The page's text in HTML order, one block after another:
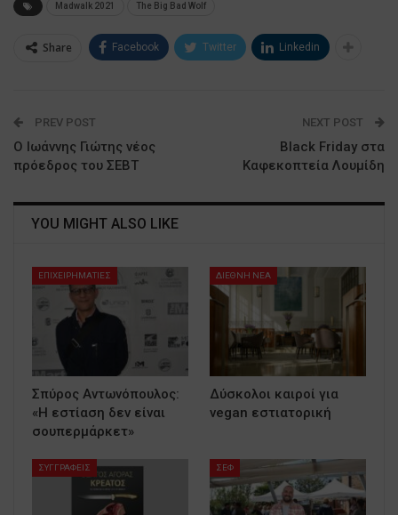
Madwalk 2021 The Big Bad Wolf
Share Facebook Twitter Linkedin
PREV POST
Ο Ιωάννης Γιώτης νέος
πρόεδρος του ΣΕΒΤ
NEXT POST
Black Friday στα
Καφεκοπτεία Λουμίδη
YOU MIGHT ALSO LIKE
ΕΠΙΧΕΙΡΗΜΑΤΙΕΣ
Σπύρος Αντωνόπουλος:
«Η εστίαση δεν είναι
σουπερμάρκετ»
ΔΙΕΘΝΗ ΝΕΑ
Δύσκολοι καιροί για
vegan εστιατορική
ΣΥΓΓΡΑΦΕΙΣ ΣΕΦ